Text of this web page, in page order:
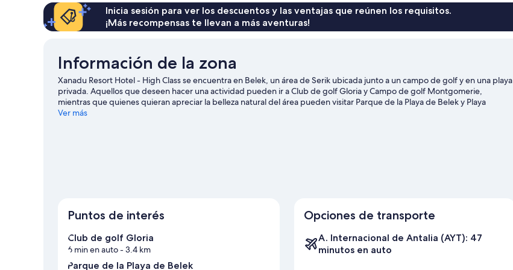
Inicia sesión para ver los descuentos y las ventajas que reúnen los requisitos.
¡Más recompensas te llevan a más aventuras!
Información de la zona
Xanadu Resort Hotel - High Class se encuentra en Belek, un área de Serik ubicada junto a un campo de golf y en una playa
privada. Aquellos que deseen hacer una actividad pueden ir a Club de golf Gloria y Campo de golf Montgomerie,
mientras que quienes quieran apreciar la belleza natural del área pueden visitar Parque de la Playa de Belek y Playa
occidental de Side. También puedes darte una vuelta por Club de golf Cornelia y Club de golf Cullinan Links. Las
Ver más
Puntos de interés
Club de golf Gloria
6 min en auto- 3.4 km
Parque de la Playa de Belek
Opciones de transporte
A. Internacional de Antalia (AYT): 47
minutos en auto